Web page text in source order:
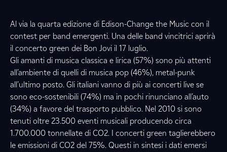
Al via la quarta edizione di Edison-Change the Music con il
contest per band emergenti. Una delle band vincitrici aprirà
il concerto green dei Bon Jovi il 17 luglio.
Gli amanti di musica classica e lirica (57%) sono più attenti
all’ambiente di quelli di musica pop (46%), metal-punk
all’ultimo posto. Gli italiani vanno di più ai concerti live se
sono eco-sostenibili (74%) ma in pochi rinunciano all’auto
(34%) a favore del trasporto pubblico. Nel 2010 si sono
tenuti oltre 23.500 eventi musicali producendo circa
1.700.000 tonnellate di CO2. I concerti green taglierebbero
le emissioni di CO2 del 75%. Questi in sintesi i dati emersi